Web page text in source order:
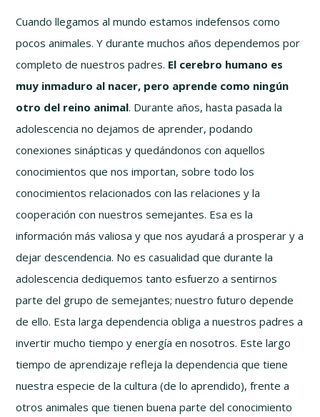
Cuando llegamos al mundo estamos indefensos como
pocos animales. Y durante muchos años dependemos por
completo de nuestros padres. El cerebro humano es
muy inmaduro al nacer, pero aprende como ningún
otro del reino animal. Durante años, hasta pasada la
adolescencia no dejamos de aprender, podando
conexiones sinápticas y quedándonos con aquellos
conocimientos que nos importan, sobre todo los
conocimientos relacionados con las relaciones y la
cooperación con nuestros semejantes. Esa es la
información más valiosa y que nos ayudará a prosperar y a
dejar descendencia. No es casualidad que durante la
adolescencia dediquemos tanto esfuerzo a sentirnos
parte del grupo de semejantes; nuestro futuro depende
de ello. Esta larga dependencia obliga a nuestros padres a
invertir mucho tiempo y energía en nosotros. Este largo
tiempo de aprendizaje refleja la dependencia que tiene
nuestra especie de la cultura (de lo aprendido), frente a
otros animales que tienen buena parte del conocimiento